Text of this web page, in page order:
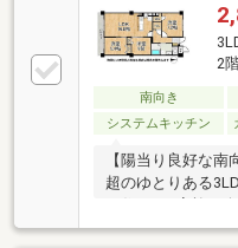
2
南向き
システムキッチン
【陽当り良好な
超のゆとりある
148戸のビッグコ